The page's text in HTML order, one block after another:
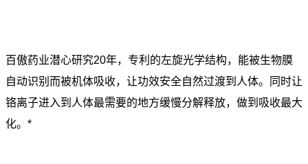
百傲药业潜心研究20年，专利的左旋光学结构，能被生物膜
自动识别而被机体吸收，让功效安全自然过渡到人体。同时让
铬离子进入到人体最需要的地方缓慢分解释放，做到吸收最大
化。*